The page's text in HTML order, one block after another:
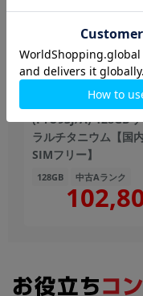
iPhone15 Pro A3101
(FTU93J/A) 128GB
ラルチタニウム【国
SIMフリー】
128GB 中古Aランク